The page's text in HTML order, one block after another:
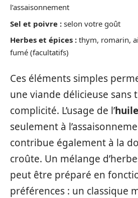
l’assaisonnement
Sel et poivre : selon votre goût
Herbes et épices : thym, romarin,
fumé (facultatifs)
Ces éléments simples
une viande délicieuse sans
complicité. L’usage de l’
seulement à
contribue également à la
croûte. Un mélange
peut être préparé en
préférences : un classique